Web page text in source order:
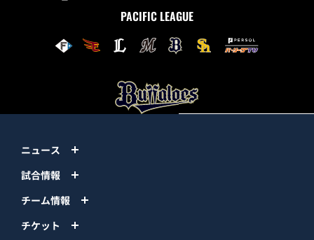
PACIFIC LEAGUE
ニュース
試合情報
チーム情報
チケット